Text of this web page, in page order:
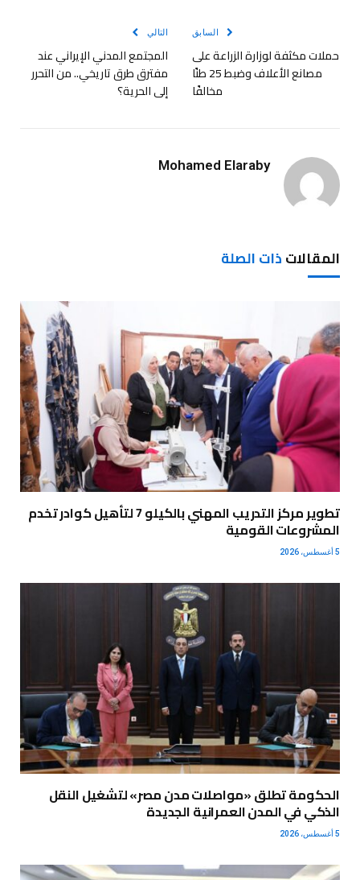
السابق
حملات مكثفة لوزارة الزراعة على
مصانع الأعلاف وضبط 25 طنًا
مخالفًا
التالي
المجتمع المدني الإيراني عند
مفترق طرق تاريخي.. من التحرر
إلى الحرية؟
Mohamed Elaraby
المقالاتذات الصلة
تطوير مركز التدريب المهني بالكيلو 7 لتأهيل كوادر تخدم
المشروعات القومية
5 أغسطس، 2026
الحكومة تطلق «مواصلات مدن مصر» لتشغيل النقل
الذكي في المدن العمرانية الجديدة
5 أغسطس، 2026